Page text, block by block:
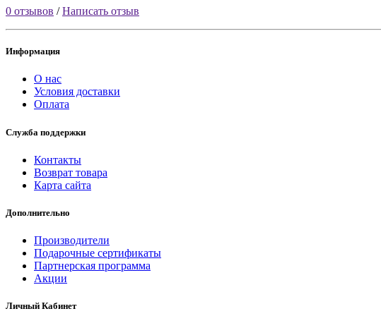
0 отзывов /Написать отзыв
Информация
О нас
Условия доставки
Оплата
Служба поддержки
Контакты
Возврат товара
Карта сайта
Дополнительно
Производители
Подарочные сертификаты
Партнерская программа
Акции
Личный Кабинет